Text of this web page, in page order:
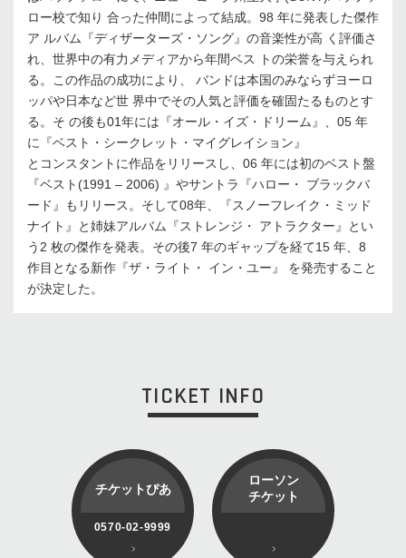
ロー校で知り 合った仲間によって結成。98 年に発表した傑作
ア ルバム『ディザーターズ・ソング』の音楽性が高 く評価さ
れ、世界中の有力メディアから年間ベス トの栄誉を与えられ
る。この作品の成功により、 バンドは本国のみならずヨーロ
ッパや日本など世 界中でその人気と評価を確固たるものとす
る。そ の後も01年には『オール・イズ・ドリーム』、05 年
に『ベスト・シークレット・マイグレイション』
とコンスタントに作品をリリースし、06 年には初のベスト盤
『ベスト(1991 – 2006) 』やサントラ『ハロー・ ブラックバ
ード』もリリース。そして08年、『スノーフレイク・ミッド
ナイト』と姉妹アルバム『ストレンジ・ アトラクター』とい
う2 枚の傑作を発表。その後7 年のギャップを経て15 年、8
作目となる新作『ザ・ライト・ イン・ユー』 を発売すること
が決定した。
TICKET INFO
チケットぴあ
0570-02-9999
ローソン
チケット